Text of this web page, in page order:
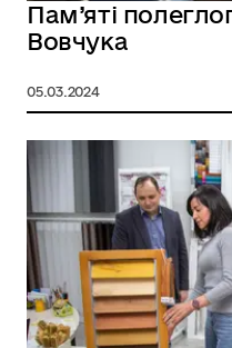
Пам’яті
Вовчука
05.03.2024